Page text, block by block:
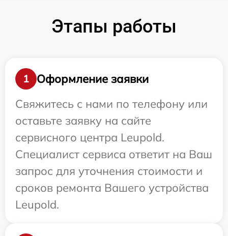
Этапы работы
1
Оформление заявки
Свяжитесь с нами по телефону или
оставьте заявку на сайте
сервисного центра Leupold.
Специалист сервиса ответит на Ваш
запрос для уточнения стоимости и
сроков ремонта Вашего устройства
Leupold.